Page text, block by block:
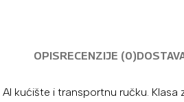
OPISRECENZIJE (0)
kućište i transportnu ručku.